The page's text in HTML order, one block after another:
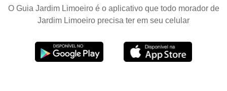
O Guia Jardim Limoeiro é o aplicativo que todo morador de
Jardim Limoeiro precisa ter em seu celular